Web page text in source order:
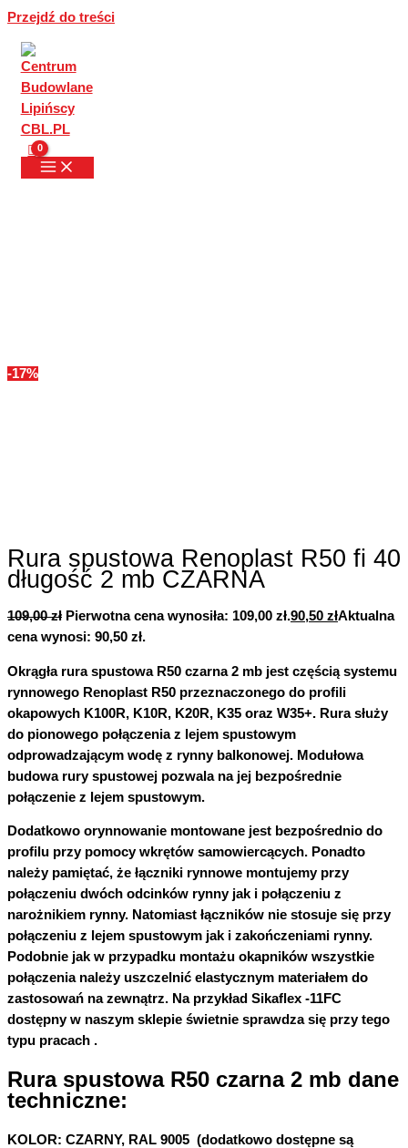
Przejdź do treści
-17%
Rura spustowa Renoplast R50 fi 40
długość 2 mb CZARNA
109,00zł Pierwotna cena wynosiła: 109,00 zł.90,50 złAktualna
cena wynosi: 90,50 zł.
Okrągła rura spustowa R50 czarna 2 mb jest częścią systemu
rynnowego Renoplast R50 przeznaczonego do profili
okapowych K100R, K10R, K20R, K35 oraz W35+. Rura służy
do pionowego połączenia z lejem spustowym
odprowadzającym wodę z rynny balkonowej. Modułowa
budowa rury spustowej pozwala na jej bezpośrednie
połączenie z lejem spustowym.
Dodatkowo orynnowanie montowane jest bezpośrednio do
profilu przy pomocy wkrętów samowiercących. Ponadto
należy pamiętać, że łączniki rynnowe montujemy przy
połączeniu dwóch odcinków rynny jak i połączeniu z
narożnikiem rynny. Natomiast łączników nie stosuje się przy
połączeniu z lejem spustowym jak i zakończeniami rynny.
Podobnie jak w przypadku montażu okapników wszystkie
połączenia należy uszczelnić elastycznym materiałem do
zastosowań na zewnątrz. Na przykład Sikaflex -11FC
dostępny w naszym sklepie świetnie sprawdza się przy tego
typu pracach .
Rura spustowa R50 czarna 2 mb dane
techniczne:
KOLOR: CZARNY, RAL 9005 (dodatkowo dostępne są